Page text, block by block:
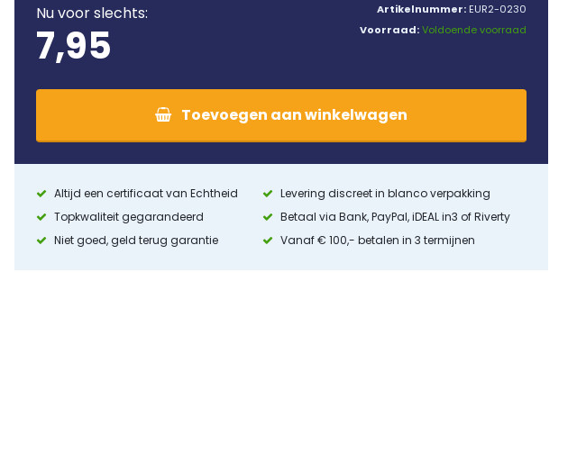
Nu voor slechts:
7,95
Artikelnummer: EUR2-0230
Voorraad:Voldoende voorraad
Toevoegen aanwinkelwagen
Altijd een certificaat van Echtheid
Topkwaliteit gegarandeerd
Niet goed, geld terug garantie
Levering discreet in blanco verpakking
Betaal via Bank, PayPal, iDEAL in3 of Riverty
Vanaf € 100,- betalen in 3 termijnen